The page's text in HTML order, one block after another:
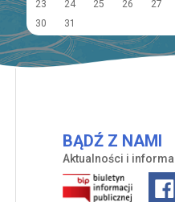
23
24 25 26 27
30
31
BĄDŹ Z NAMI
Aktualności i